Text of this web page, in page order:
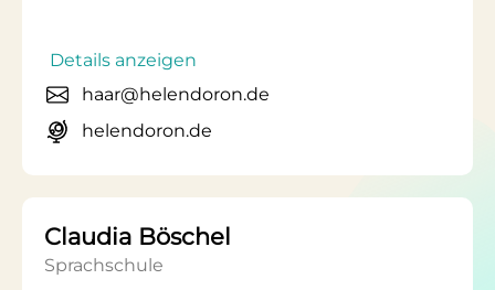
Details anzeigen
haar@helendoron.de
helendoron.de
Claudia Böschel
Sprachschule